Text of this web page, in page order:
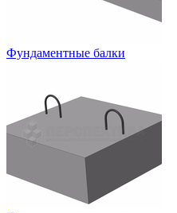
Фундаментные балки